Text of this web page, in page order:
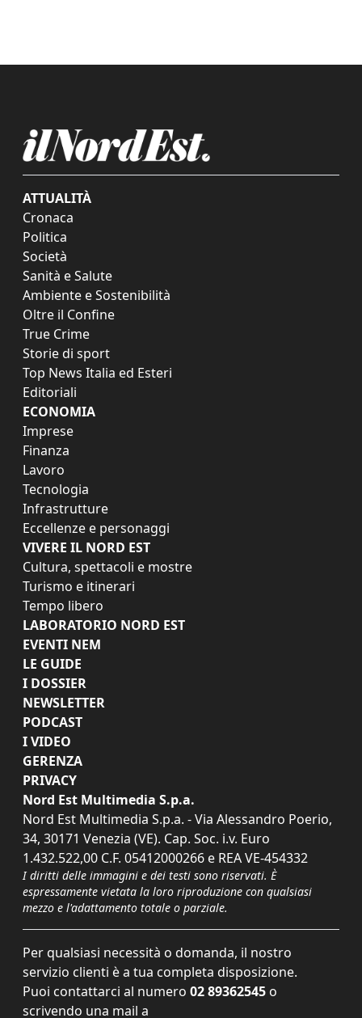
ATTUALITÀ
Cronaca
Politica
Società
Sanità e Salute
Ambiente e Sostenibilità
Oltre il Confine
True Crime
Storie di sport
Top News Italia ed Esteri
Editoriali
ECONOMIA
Imprese
Finanza
Lavoro
Tecnologia
Infrastrutture
Eccellenze e personaggi
VIVERE IL NORD EST
Cultura, spettacoli e mostre
Turismo e itinerari
Tempo libero
LABORATORIO NORD EST
EVENTI NEM
LE GUIDE
I DOSSIER
NEWSLETTER
PODCAST
I VIDEO
GERENZA
PRIVACY
Nord Est Multimedia S.p.a.
Nord Est Multimedia S.p.a. - Via Alessandro Poerio,
34, 30171 Venezia (VE). Cap. Soc. i.v. Euro
1.432.522,00 C.F. 05412000266 e REA VE-454332
I diritti delle immagini e dei testi sono riservati. È
espressamente vietata la loro riproduzione con qualsiasi
mezzo e l'adattamento totale o parziale.
Per qualsiasi necessità o domanda, il nostro
servizio clienti è a tua completa disposizione.
Puoi contattarci al numero 02 89362545 o
scrivendo una mail a